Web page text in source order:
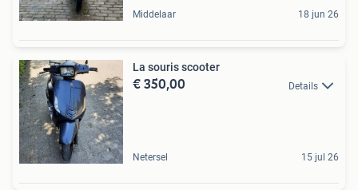
Middelaar 18 jun 26
La souris scooter
€ 350,00 Details
Netersel 15 jul 26